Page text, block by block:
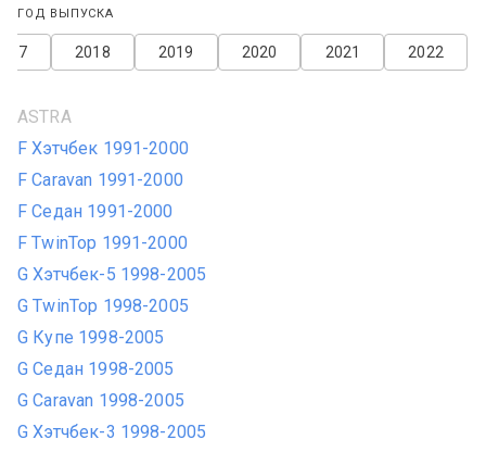
ГОД ВЫПУСКА
2022
2021
2020
2019
2018
ASTRA
F Хэтчбек 1991-2000
F Caravan 1991-2000
F Седан 1991-2000
F TwinTop 1991-2000
G Хэтчбек-5 1998-2005
G TwinTop 1998-2005
G Купе 1998-2005
G Седан 1998-2005
G Caravan 1998-2005
G Хэтчбек-3 1998-2005